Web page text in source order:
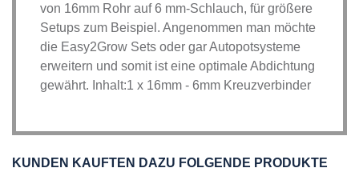
von 16mm Rohr auf 6 mm-Schlauch, für größere
Setups zum Beispiel. Angenommen man möchte
die Easy2Grow Sets oder gar Autopotsysteme
erweitern und somit ist eine optimale Abdichtung
gewährt. Inhalt:1 x 16mm - 6mm Kreuzverbinder
KUNDEN KAUFTEN DAZU FOLGENDE PRODUKTE